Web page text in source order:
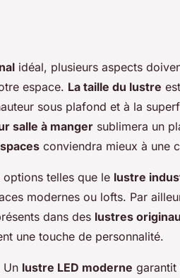
idéal, plusieurs aspects
espace. La taille du lustre
sous plafond et à la
salle à manger sublimera un
conviendra mieux à une
options telles que le lustre
modernes ou lofts. Par
dans des lustres
une touche de personnalité.
Un lustre LED moderne garantit